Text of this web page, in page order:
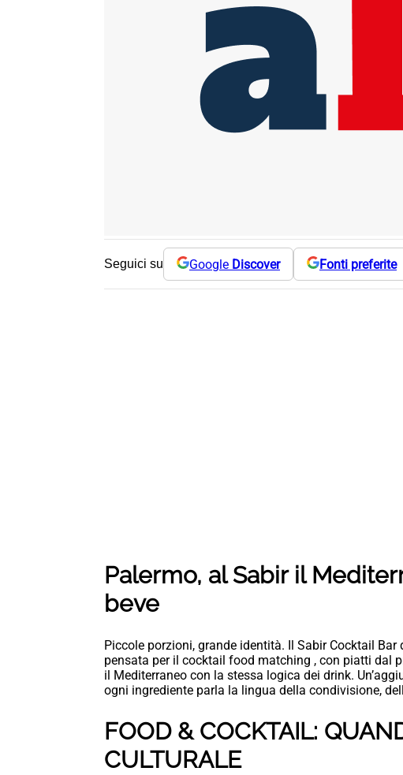
Seguici su Google Discover Fonti preferite
Palermo, al Sabir il
beve
Piccole porzioni, grande identità. Il Sabir Cocktail
pensata per il cocktail food matching , con piatti dal
il Mediterraneo con la stessa logica dei drink.
ogni ingrediente parla la lingua della condivisione,
FOOD & COCKTAIL:
CULTURALE